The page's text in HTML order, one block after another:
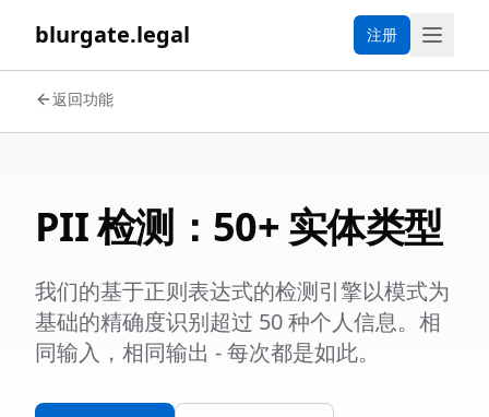
blurgate.legal 注册
返回功能
PII 检测：50+ 实体类型
我们的基于正则表达式的检测引擎以模式为
基础的精确度识别超过 50 种个人信息。相
同输入，相同输出 - 每次都是如此。